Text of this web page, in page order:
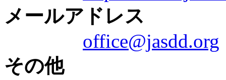
メールアドレス
office@jasdd.org
その他